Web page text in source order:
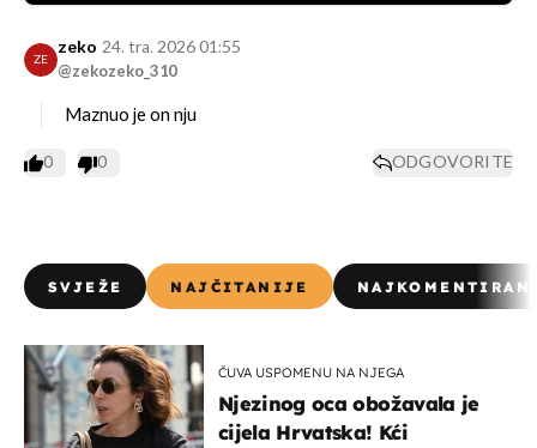
ZE
zeko
@zekozeko_310
24. tra. 2026 01:55
Maznuo je on nju
0 0 ODGOVORITE
SVJEŽE NAJČITANIJE
ČUVA USPOMENU NA NJEGA
Njezinog oca obožavala je
cijela Hrvatska! Kći